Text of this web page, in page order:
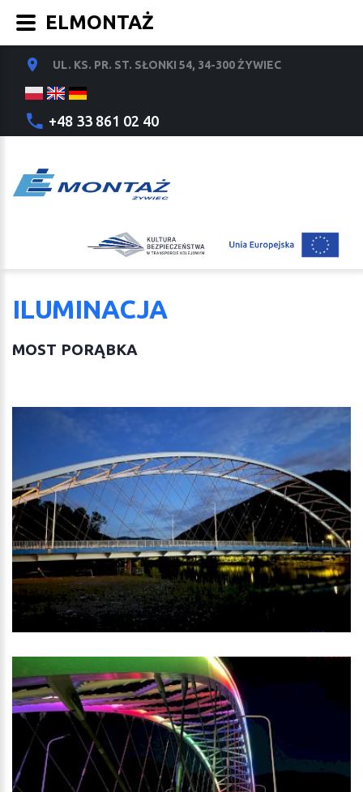
UL. KS. PR. ST. SŁONKI 54, 34-300 ŻYWIEC
+48 33 861 02 40
ILUMINACJA
MOST PORĄBKA
ELMONTAŻ